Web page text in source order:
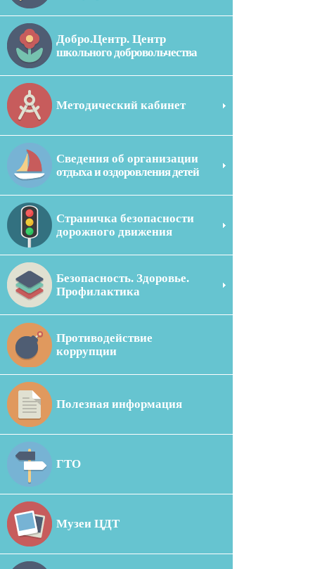
Добро.Центр. Центр
школьного добровольчества
Методический кабинет
Сведения об организации
отдыха и оздоровления детей
Страничка безопасности
дорожного движения
Безопасность. Здоровье.
Профилактика
Противодействие
коррупции
Полезная информация
ГТО
Музеи ЦДТ